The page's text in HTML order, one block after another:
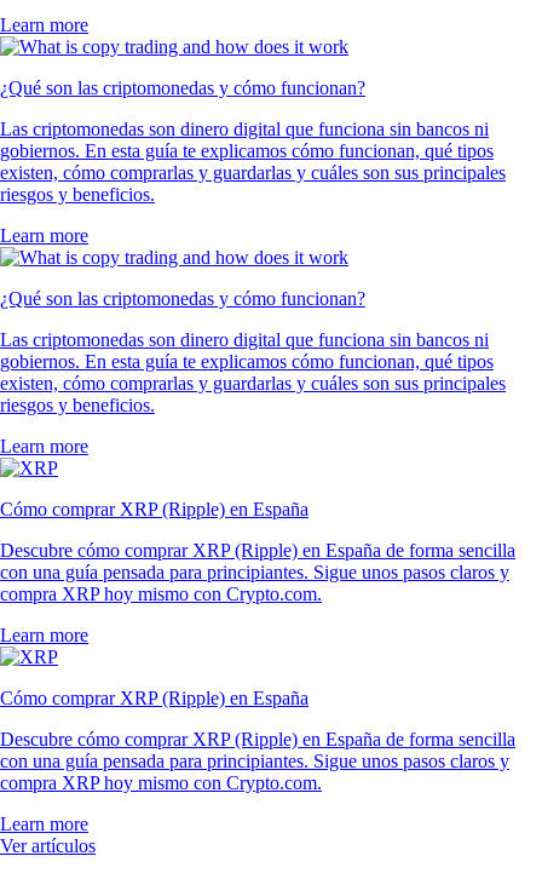
Learn more
¿Qué son las criptomonedas y cómo funcionan?
Las criptomonedas son dinero digital que funciona sin bancos ni
gobiernos. En esta guía te explicamos cómo funcionan, qué tipos
existen, cómo comprarlas y guardarlas y cuáles son sus principales
riesgos y beneficios.
Learn more
¿Qué son las criptomonedas y cómo funcionan?
Las criptomonedas son dinero digital que funciona sin bancos ni
gobiernos. En esta guía te explicamos cómo funcionan, qué tipos
existen, cómo comprarlas y guardarlas y cuáles son sus principales
riesgos y beneficios.
Learn more
Cómo comprar XRP (Ripple) en España
Descubre cómo comprar XRP (Ripple) en España de forma sencilla
con una guía pensada para principiantes. Sigue unos pasos claros y
compra XRP hoy mismo con Crypto.com.
Learn more
Cómo comprar XRP (Ripple) en España
Descubre cómo comprar XRP (Ripple) en España de forma sencilla
con una guía pensada para principiantes. Sigue unos pasos claros y
compra XRP hoy mismo con Crypto.com.
Learn more
Ver artículos